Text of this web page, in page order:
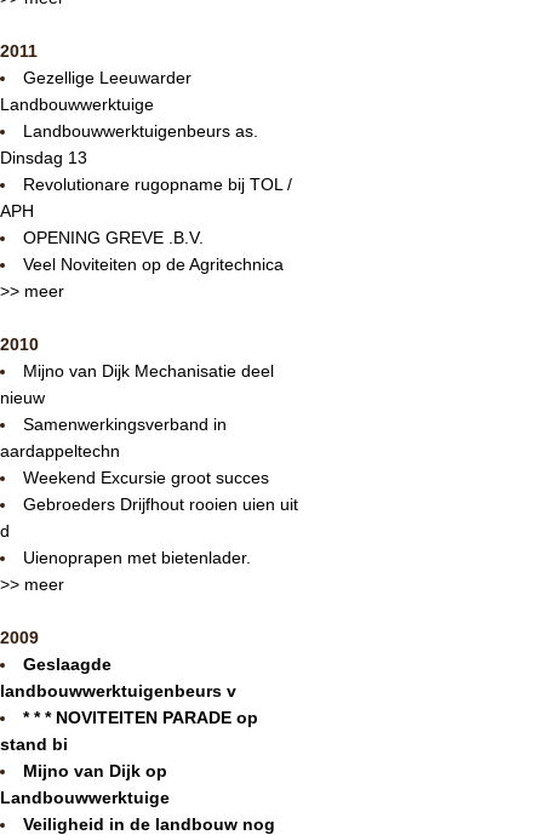
2011
Gezellige Leeuwarder
Landbouwwerktuige
Landbouwwerktuigenbeurs as.
Dinsdag 13
Revolutionare rugopname bij TOL /
APH
OPENING GREVE .B.V.
Veel Noviteiten op de Agritechnica
>> meer
2010
Mijno van Dijk Mechanisatie deel
nieuw
Samenwerkingsverband in
aardappeltechn
Weekend Excursie groot succes
Gebroeders Drijfhout rooien uien uit
d
Uienoprapen met bietenlader.
>> meer
2009
Geslaagde
landbouwwerktuigenbeurs v
* * * NOVITEITEN PARADE op
stand bi
Mijno van Dijk op
Landbouwwerktuige
Veiligheid in de landbouw nog